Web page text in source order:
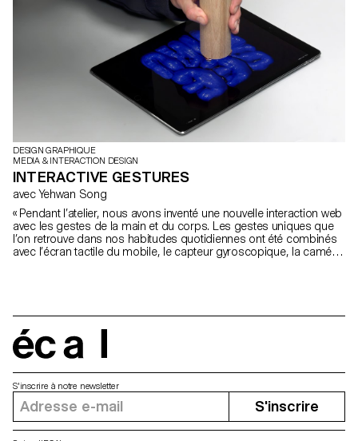
DESIGN GRAPHIQUE
MEDIA & INTERACTION DESIGN
INTERACTIVE GESTURES
avec Yehwan Song
« Pendant l’atelier, nous avons inventé une nouvelle interaction web
avec les gestes de la main et du corps. Les gestes uniques que
l’on retrouve dans nos habitudes quotidiennes ont été combinés
avec l’écran tactile du mobile, le capteur gyroscopique, la caméra
atelier a été la première étape de l’invention et de l’exploration
d’une interaction diversifiée avec l’utilisateur et d’une narration
sophistiquée sur le web. » Yehwan Song
S'inscrire à notre newsletter
S'inscrire